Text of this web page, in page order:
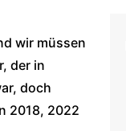
wir müssen
der in
doch
2018, 2022